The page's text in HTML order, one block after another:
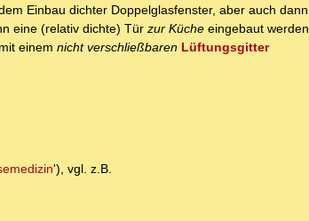
Einbau dichter Doppelglasfenster, aber auch dann
eine (relativ dichte) Tür zur Küche eingebaut werden
einem nicht verschließbaren Lüftungsgitter
'), vgl. z.B.